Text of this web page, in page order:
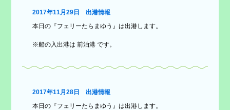
2017年11月29日 出港情報
本日の『フェリーたらまゆう』は出港します。
※船の入出港は 前泊港 です。
2017年11月28日 出港情報
本日の『フェリーたらまゆう』は出港します。